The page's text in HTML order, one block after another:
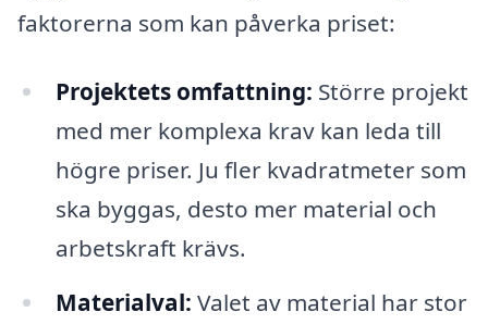
faktorerna som kan påverka priset:
Projektets omfattning: Större projekt
med mer komplexa krav kan leda till
högre priser. Ju fler kvadratmeter som
ska byggas, desto mer material och
arbetskraft krävs.
Materialval: Valet av material har stor